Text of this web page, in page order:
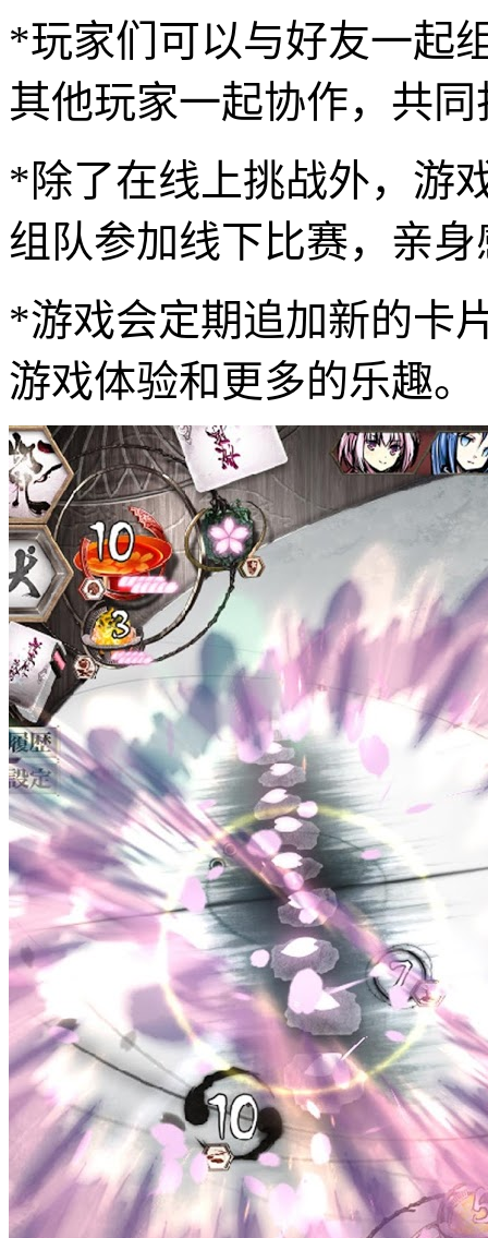
*玩家们可以与好友一起
其他玩家一起协作，共
*除了在线上挑战外，游
组队参加线下比赛，亲
*游戏会定期追加新的卡
游戏体验和更多的乐趣。